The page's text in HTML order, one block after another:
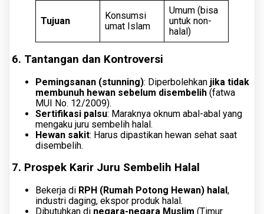
Tujuan
Konsumsi
umat Islam
Umum (bisa
untuk non-
halal)
6. Tantangan dan Kontroversi
Pemingsanan (stunning): Diperbolehkan jika tidak
membunuh hewan sebelum disembelih (fatwa
MUI No. 12/2009).
Sertifikasi palsu: Maraknya oknum abal-abal yang
mengaku juru sembelih halal.
Hewan sakit: Harus dipastikan hewan sehat saat
disembelih.
7. Prospek Karir Juru Sembelih Halal
Bekerja di RPH (Rumah Potong Hewan) halal,
industri daging, ekspor produk halal.
Dibutuhkan di negara-negara Muslim (Timur